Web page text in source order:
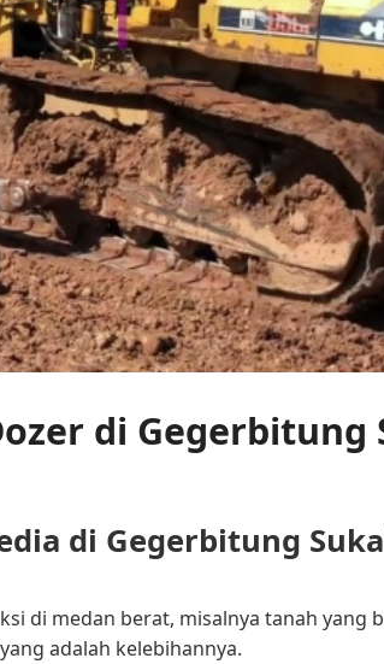
di Gegerbitung
di Gegerbitung
di medan berat, misalnya tanah yang
adalah kelebihannya.